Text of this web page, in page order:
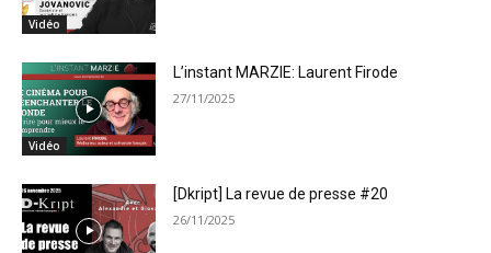
Vidéo
Vidéo
L’instant MARZIE: Laurent Firode
27/11/2025
[Dkript] La revue de presse #20
26/11/2025